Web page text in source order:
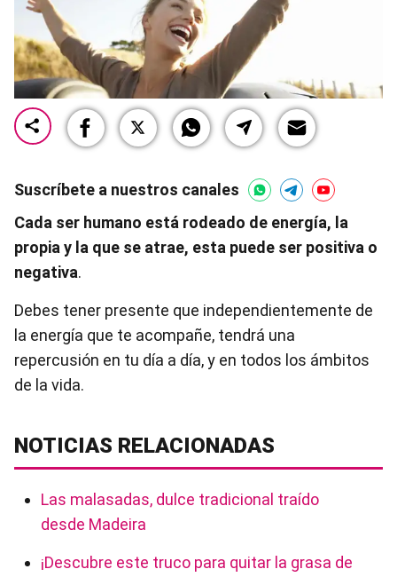
Suscríbete a nuestros canales
Cada ser humano está rodeado de energía, la
propia y la que se atrae, esta puede ser positiva o
negativa.
Debes tener presente que independientemente de
la energía que te acompañe, tendrá una
repercusión en tu día a día, y en todos los ámbitos
de la vida.
NOTICIAS RELACIONADAS
Las malasadas, dulce tradicional traído
desde Madeira
¡Descubre este truco para quitar la grasa de